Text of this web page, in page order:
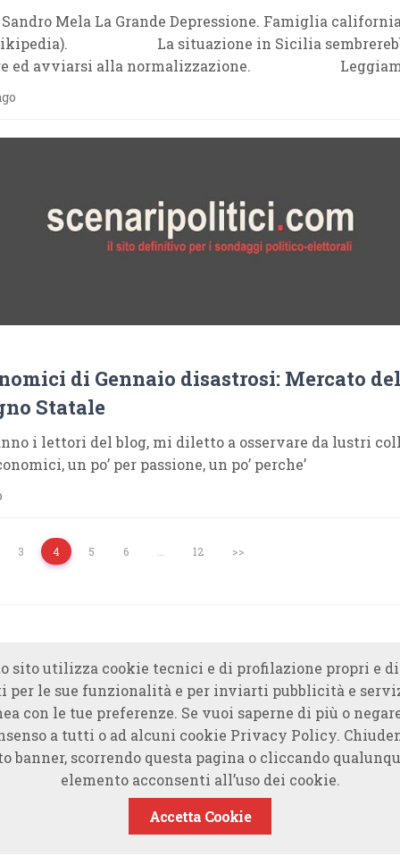
Sandro Mela La Grande Depressione. Famiglia
La situazione in Sicilia
ed avviarsi alla normalizzazione.
di Gennaio disastrosi: Mercato
Statale
i lettori del blog, mi diletto a osservare da lustri
un po’ per passione, un po’ perche’
3 4 5 6 12 >>
sito utilizza cookie tecnici e di profilazione propri e
per le sue funzionalità e per inviarti pubblicità e
con le tue preferenze. Se vuoi saperne di più o
a tutti o ad alcuni cookie Privacy Policy.
banner, scorrendo questa pagina o cliccando
elemento acconsenti all’uso dei cookie.
Accetta Cookie